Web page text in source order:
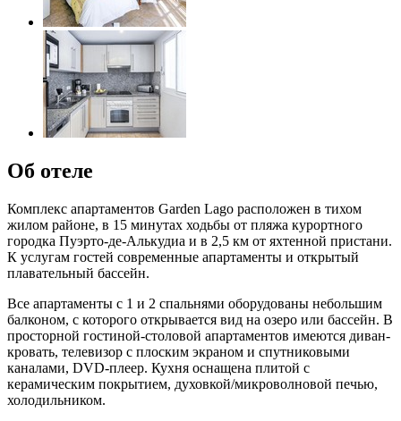
Об отеле
Комплекс апартаментов Garden Lago расположен в тихом
жилом районе, в 15 минутах ходьбы от пляжа курортного
городка Пуэрто-де-Алькудиа и в 2,5 км от яхтенной пристани.
К услугам гостей современные апартаменты и открытый
плавательный бассейн.
Все апартаменты с 1 и 2 спальнями оборудованы небольшим
балконом, с которого открывается вид на озеро или бассейн. В
просторной гостиной-столовой апартаментов имеются диван-
кровать, телевизор с плоским экраном и спутниковыми
каналами, DVD-плеер. Кухня оснащена плитой с
керамическим покрытием, духовкой/микроволновой печью,
холодильником.